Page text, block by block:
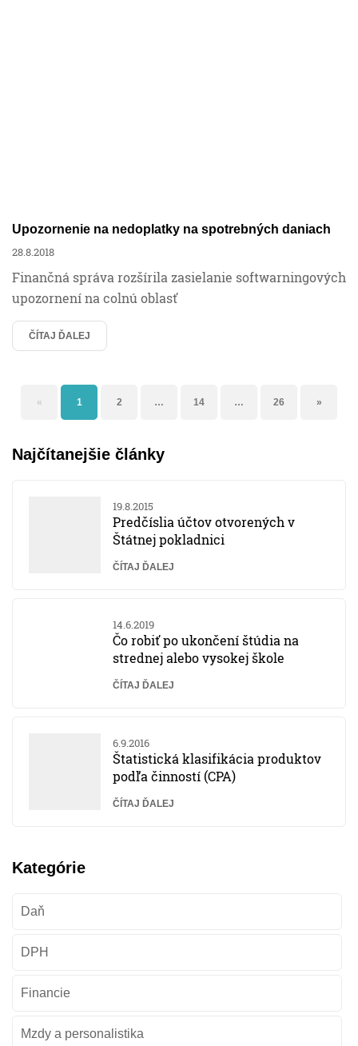
Upozornenie na nedoplatky na spotrebných daniach
28.8.2018
Finančná správa rozšírila zasielanie softwarningových
upozornení na colnú oblasť
ČÍTAJ ĎALEJ
« 1 2 … 14 … 26 »
Najčítanejšie články
19.8.2015
Predčíslia účtov otvorených v
Štátnej pokladnici
ČÍTAJ ĎALEJ
14.6.2019
Čo robiť po ukončení štúdia na
strednej alebo vysokej škole
ČÍTAJ ĎALEJ
6.9.2016
Štatistická klasifikácia produktov
podľa činností (CPA)
ČÍTAJ ĎALEJ
Kategórie
Daň
DPH
Financie
Mzdy a personalistika